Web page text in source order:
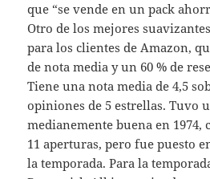
que “se vende en un pack
Otro de los mejores
para los clientes de Amazon,
de nota media y un 60 % de
Tiene una nota media de 4,5
opiniones de 5 estrellas. Tuvo
medianemente buena en 1974,
11 aperturas, pero fue puesto
la temporada. Para la